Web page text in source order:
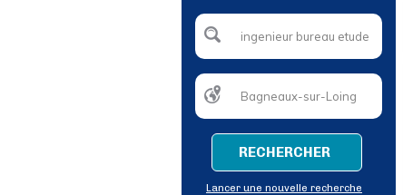
RECHERCHER
Lancer une nouvelle recherche